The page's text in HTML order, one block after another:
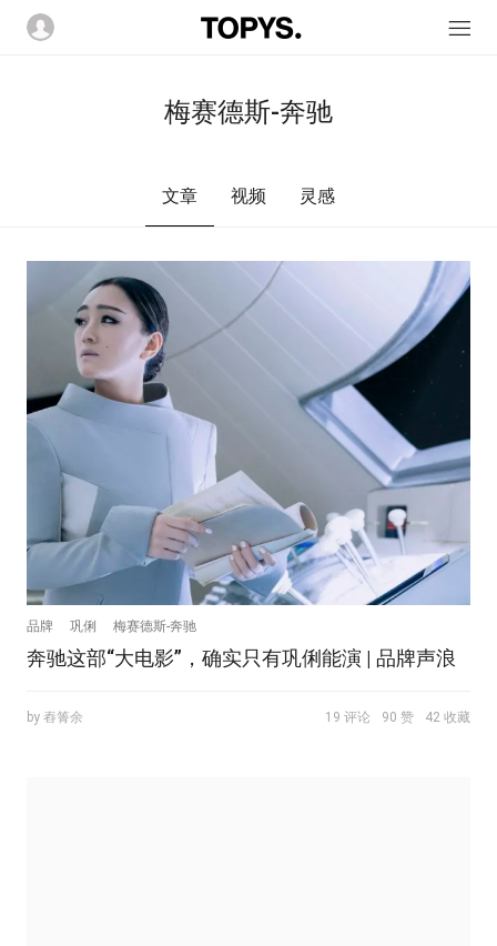
梅赛德斯-奔驰
文章 视频 灵感
品牌 巩俐 梅赛德斯-奔驰
奔驰这部“大电影”，确实只有巩俐能演 | 品牌声浪
by 舂箐余 19 评论 90 赞 42 收藏